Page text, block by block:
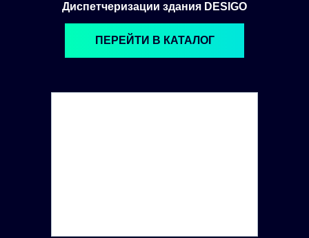
Диспетчеризации здания DESIGO
ПЕРЕЙТИ В КАТАЛОГ